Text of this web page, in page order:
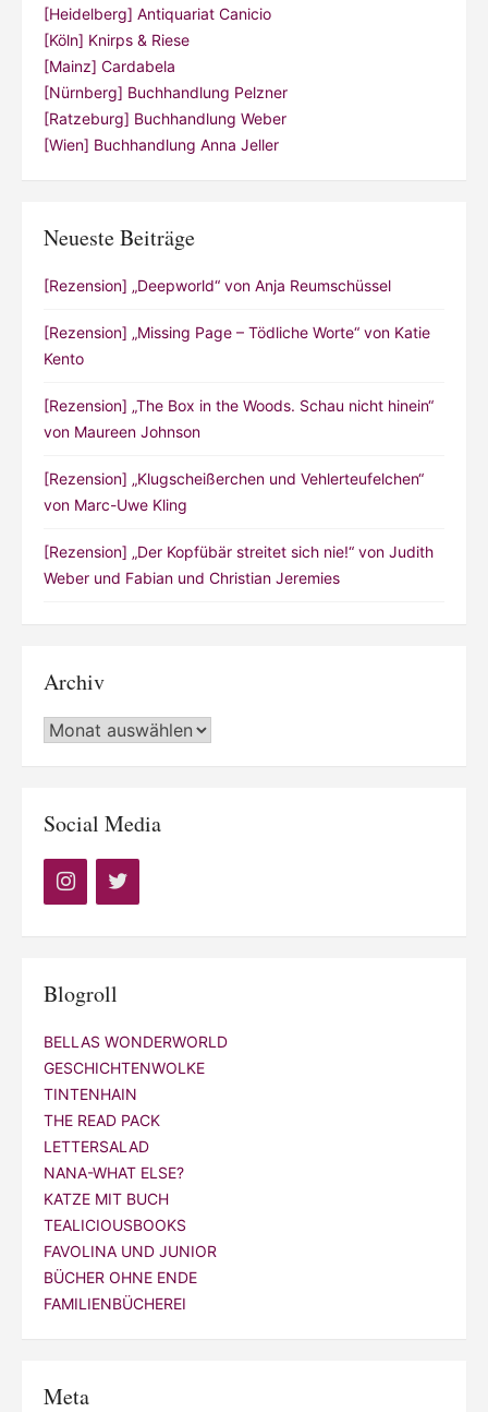
[Heidelberg] Antiquariat Canicio
[Köln] Knirps & Riese
[Mainz] Cardabela
[Nürnberg] Buchhandlung Pelzner
[Ratzeburg] Buchhandlung Weber
[Wien] Buchhandlung Anna Jeller
Neueste Beiträge
[Rezension] „Deepworld“ von Anja Reumschüssel
[Rezension] „Missing Page – Tödliche Worte“ von Katie
Kento
[Rezension] „The Box in the Woods. Schau nicht hinein“
von Maureen Johnson
[Rezension] „Klugscheißerchen und Vehlerteufelchen“
von Marc-Uwe Kling
[Rezension] „Der Kopfübär streitet sich nie!“ von Judith
Weber und Fabian und Christian Jeremies
Archiv
Archiv
Social Media
Blogroll
BELLAS WONDERWORLD
GESCHICHTENWOLKE
TINTENHAIN
THE READ PACK
LETTERSALAD
NANA-WHAT ELSE?
KATZE MIT BUCH
TEALICIOUSBOOKS
FAVOLINA UND JUNIOR
BÜCHER OHNE ENDE
FAMILIENBÜCHEREI
Meta